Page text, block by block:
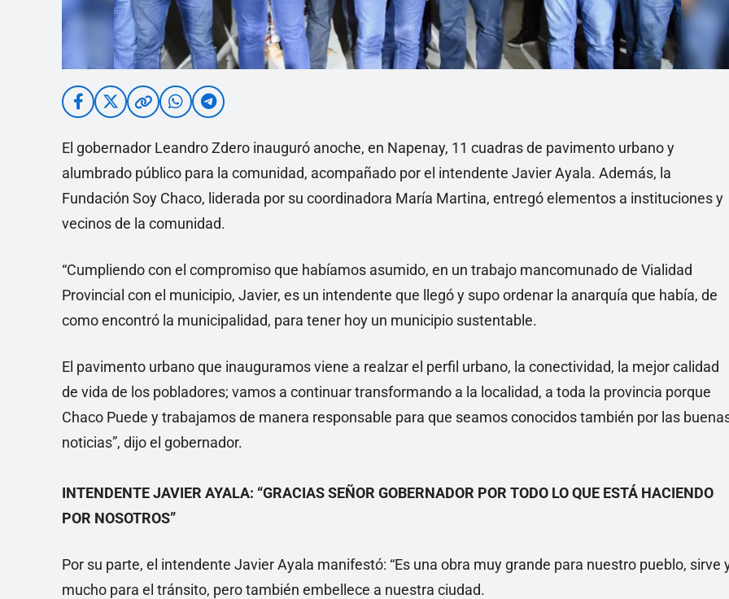
El gobernador Leandro Zdero inauguró anoche, en Napenay, 11 cuadras de pavimento urbano y
alumbrado público para la comunidad, acompañado por el intendente Javier Ayala. Además, la
Fundación Soy Chaco, liderada por su coordinadora María Martina, entregó elementos a instituciones y
vecinos de la comunidad.
“Cumpliendo con el compromiso que habíamos asumido, en un trabajo mancomunado de Vialidad
Provincial con el municipio, Javier, es un intendente que llegó y supo ordenar la anarquía que había, de
como encontró la municipalidad, para tener hoy un municipio sustentable.
El pavimento urbano que inauguramos viene a realzar el perfil urbano, la conectividad, la mejor calidad
de vida de los pobladores; vamos a continuar transformando a la localidad, a toda la provincia porque
Chaco Puede y trabajamos de manera responsable para que seamos conocidos también por las
noticias”, dijo el gobernador.
INTENDENTE JAVIER AYALA: “GRACIAS SEÑOR GOBERNADOR POR TODO LO QUE ESTÁ HACIENDO
POR NOSOTROS”
Por su parte, el intendente Javier Ayala manifestó: “Es una obra muy grande para nuestro pueblo, sirve
mucho para el tránsito, pero también embellece a nuestra ciudad.